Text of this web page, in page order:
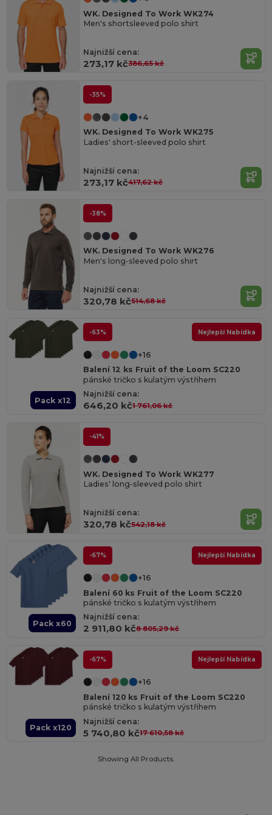
WK. Designed To Work WK274
Men's shortsleeved polo shirt
Najnižší cena:
273,17 kč386,65 kč
-35%
+4
WK. Designed To Work WK275
Ladies' short-sleeved polo shirt
Najnižší cena:
273,17 kč417,62 kč
-38%
WK. Designed To Work WK276
Men's long-sleeved polo shirt
Najnižší cena:
320,78 kč514,68 kč
Pack x12
-63% Nejlepší Nabídka
+16
Balení 12 ks Fruit of the Loom SC220
pánské tričko s kulatým výstřihem
Najnižší cena:
646,20 kč1 761,06 kč
-41%
WK. Designed To Work WK277
Ladies' long-sleeved polo shirt
Najnižší cena:
320,78 kč542,18 kč
Pack x60
-67% Nejlepší Nabídka
+16
Balení 60 ks Fruit of the Loom SC220
pánské tričko s kulatým výstřihem
Najnižší cena:
2 911,80 kč8 805,29 kč
Pack x120
-67% Nejlepší Nabídka
+16
Balení 120 ks Fruit of the Loom SC220
pánské tričko s kulatým výstřihem
Najnižší cena:
5 740,80 kč17 610,58 kč
Showing All Products.